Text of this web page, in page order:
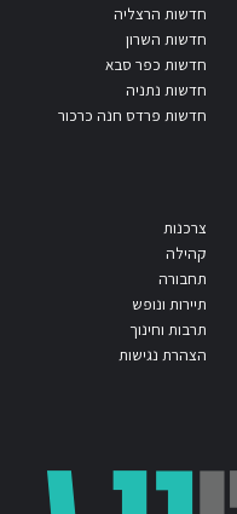
חדשות הרצליה
חדשות השרון
חדשות כפר סבא
חדשות נתניה
חדשות פרדס חנה כרכור
צרכנות
קהילה
תחבורה
תיירות ונופש
תרבות וחינוך
הצהרת נגישות